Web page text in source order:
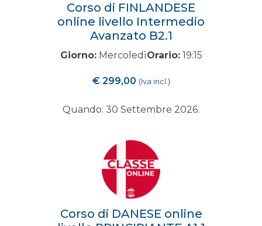
Corso di FINLANDESE
online livello Intermedio
Avanzato B2.1
Giorno:MercoledìOrario:19:15
€299,00 (Iva incl.)
Quando: 30 Settembre 2026.
Corso di DANESE online